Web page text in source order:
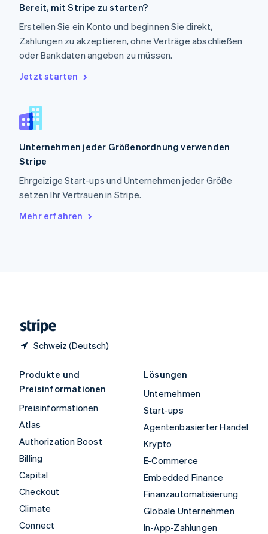
Bereit, mit Stripe zu starten?
Erstellen Sie ein Konto und beginnen Sie direkt,
Zahlungen zu akzeptieren, ohne Verträge abschließen
oder Bankdaten angeben zu müssen.
Jetzt starten
Unternehmen jeder Größenordnung verwenden
Stripe
Ehrgeizige Start-ups und Unternehmen jeder Größe
setzen Ihr Vertrauen in Stripe.
Mehr erfahren
Schweiz (Deutsch)
Deutsch Français ItalianoEnglish
Singapur
Slowakei
English
Slowenien
China
English
EspañolEnglish
Thailand
Tschechische Republik
English
English
Produkte und
Preisinformationen
Preisinformationen
Atlas
Authorization Boost
Billing
Capital
Checkout
Climate
Connect
Lösungen
Unternehmen
Start-ups
Agentenbasierter Handel
Krypto
E-Commerce
Embedded Finance
Finanzautomatisierung
Globale Unternehmen
In-App-Zahlungen